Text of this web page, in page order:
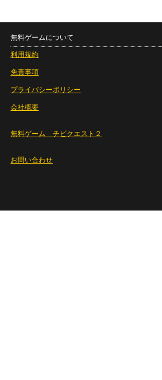
無料ゲームについて
利用規約
免責事項
プライバシーポリシー
会社概要
無料ゲーム チビクエスト２
お問い合わせ